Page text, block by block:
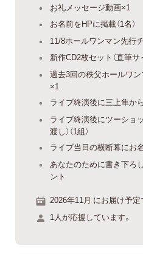
お礼メッセージ動画×1
お名前をHPに掲載（1名）
11/8ホールワンマン先行チ
新作CD2枚セット（直筆サ
過去3回の秩父ホールワ
×1
ライブ終演後に三上隼か
ライブ終演後にツーショ
渡し）（1組）
ライブ当日の横断幕にお名
あなたのために書き下ろ
ント
2026年11月 にお届け予定
1人が応援しています。